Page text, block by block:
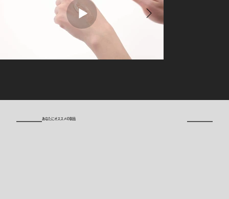
​あなたにオススメの製品